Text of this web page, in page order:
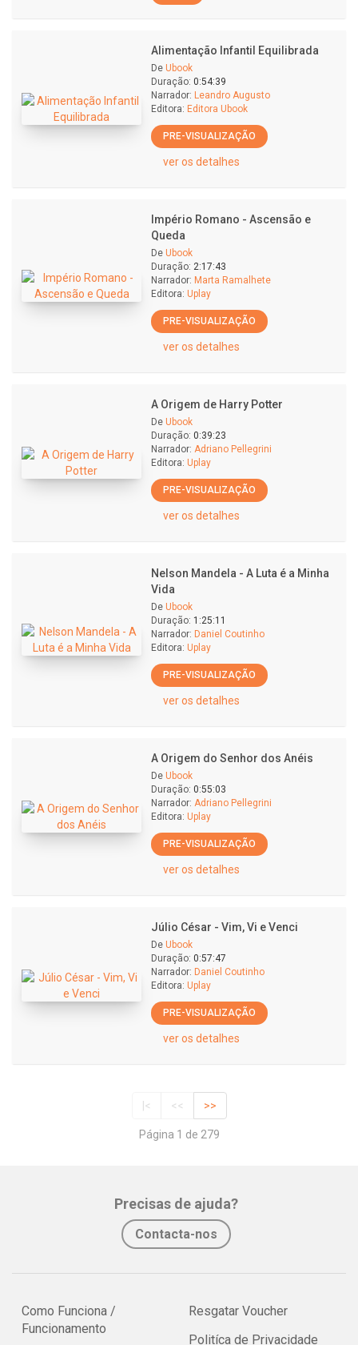
Alimentação Infantil Equilibrada
De Ubook
Duração: 0:54:39
Narrador: Leandro Augusto
Editora: Editora Ubook
PRE-VISUALIZAÇÃO
ver os detalhes
Império Romano - Ascensão e
Queda
De Ubook
Duração: 2:17:43
Narrador: Marta Ramalhete
Editora: Uplay
PRE-VISUALIZAÇÃO
ver os detalhes
A Origem de Harry Potter
De Ubook
Duração: 0:39:23
Narrador: Adriano Pellegrini
Editora: Uplay
PRE-VISUALIZAÇÃO
ver os detalhes
Nelson Mandela - A Luta é a Minha
Vida
De Ubook
Duração: 1:25:11
Narrador: Daniel Coutinho
Editora: Uplay
PRE-VISUALIZAÇÃO
ver os detalhes
A Origem do Senhor dos Anéis
De Ubook
Duração: 0:55:03
Narrador: Adriano Pellegrini
Editora: Uplay
PRE-VISUALIZAÇÃO
ver os detalhes
Júlio César - Vim, Vi e Venci
De Ubook
Duração: 0:57:47
Narrador: Daniel Coutinho
Editora: Uplay
PRE-VISUALIZAÇÃO
ver os detalhes
|< << >>
Página 1 de 279
Precisas de ajuda?
Contacta-nos
Como Funciona /
Funcionamento
Resgatar Voucher
Politíca de Privacidade